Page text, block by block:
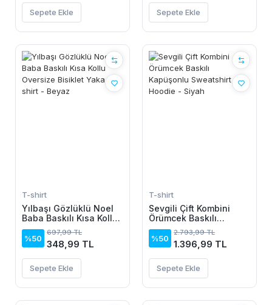
Sepete Ekle Sepete Ekle
T-shirt
Yılbaşı Gözlüklü Noel
Baba Baskılı Kısa Kollu
Oversize Bisiklet Yaka
T-shirt - Beyaz
%50
697,99 TL
348,99 TL
Sepete Ekle
T-shirt
Sevgili Çift Kombini
Örümcek Baskılı
Kapüşonlu Sweatshirt
Hoodie - Siyah
%50
2.793,99 TL
1.396,99 TL
Sepete Ekle